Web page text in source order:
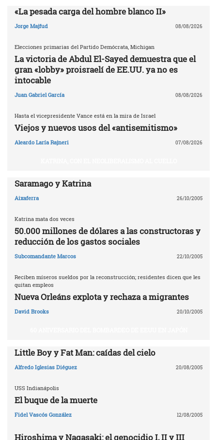
«La pesada carga del hombre blanco II»
Jorge Majfud 08/08/2026
Elecciones primarias del Partido Demócrata, Michigan
La victoria de Abdul El-Sayed demuestra que el
gran «lobby» proisraelí de EE.UU. ya no es
intocable
Juan Gabriel García 08/08/2026
Hasta el vicepresidente Vance está en la mira de Israel
Viejos y nuevos usos del «antisemitismo»
Aleardo Laría Rajneri 07/08/2026
Saramago y Katrina
Aixaferra 26/10/2005
Katrina mata dos veces
50.000 millones de dólares a las constructoras y
reducción de los gastos sociales
Subcomandante Marcos 22/10/2005
Reciben míseros sueldos por la reconstrucción; residentes dicen que les
quitan empleos
Nueva Orleáns explota y rechaza a migrantes
David Brooks 20/10/2005
Little Boy y Fat Man: caídas del cielo
Alfredo Iglesias Diéguez 20/08/2005
USS Indianápolis
El buque de la muerte
Fidel Vascós González 12/08/2005
Hiroshima y Nagasaki: el genocidio I, II y III